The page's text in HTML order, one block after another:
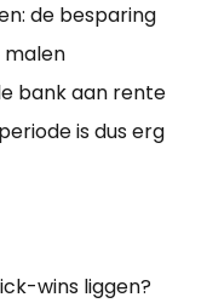
de besparing
malen
bank aan rente
is dus erg
wins liggen?